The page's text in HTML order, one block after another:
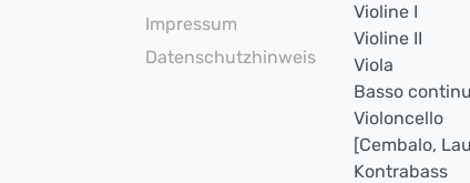
Impressum
Datenschutzhinweis
Violine I
Violine II
Viola
Basso
Violoncello
[Cembalo,
Kontrabass